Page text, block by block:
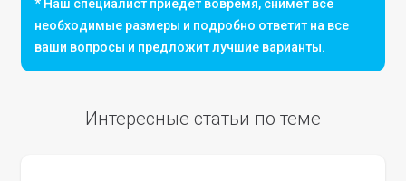
* Наш специалист приедет вовремя, снимет все
необходимые размеры и подробно ответит на все
ваши вопросы и предложит лучшие варианты.
Интересные статьи по теме